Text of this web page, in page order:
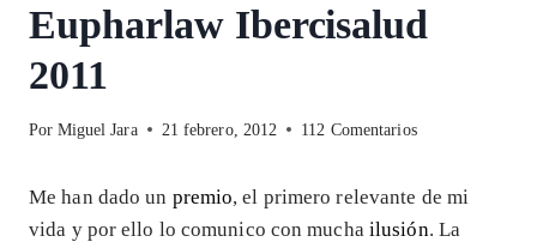
Eupharlaw Ibercisalud
2011
Por Miguel Jara 21 febrero, 2012 112 Comentarios
Me han dado un premio, el primero relevante de mi
vida y por ello lo comunico con mucha ilusión. La